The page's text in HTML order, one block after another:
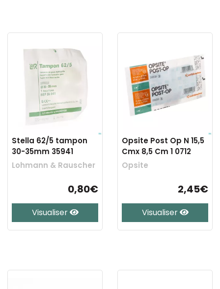
Stella 62/5 tampon
30-35mm 35941
Lohmann & Rauscher
0,80€
Visualiser
Opsite Post Op N 15,5
Cmx 8,5 Cm 1 0712
Opsite
2,45€
Visualiser